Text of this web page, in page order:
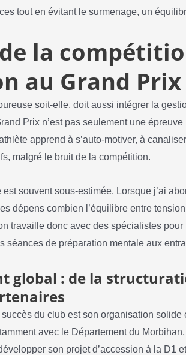
tout en évitant le surmenage, un
la
au Grand Prix
soit-elle, doit aussi intégrer la
Prix n’est pas seulement une
apprend à s’auto-motiver, à
malgré le bruit de la compétition.
souvent sous-estimée. Lorsque j’ai
dépens combien l’équilibre entre
travaille donc avec des spécialistes
séances de préparation mentale aux
global : de la
du club est son organisation solide
avec le Département du
son projet d’accession à la D1